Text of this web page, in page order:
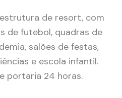
de resort, com
de futebol, quadras de
salões de festas,
e escola infantil.
portaria 24 horas.